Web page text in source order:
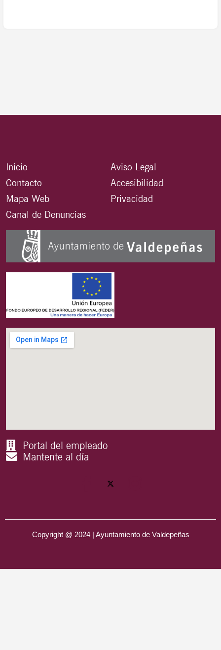
Inicio
Contacto
Mapa Web
Canal de Denuncias
Aviso Legal
Accesibilidad
Privacidad
Portal del empleado
Mantente al día
Copyright @ 2024 | Ayuntamiento de Valdepeñas